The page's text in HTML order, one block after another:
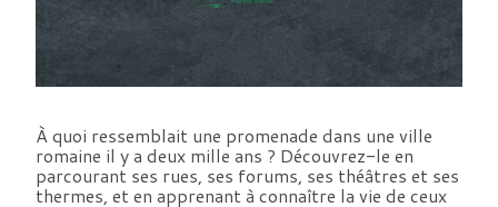
À quoi ressemblait une promenade dans une ville
romaine il y a deux mille ans ? Découvrez-le en
parcourant ses rues, ses forums, ses théâtres et ses
thermes, et en apprenant à connaître la vie de ceux